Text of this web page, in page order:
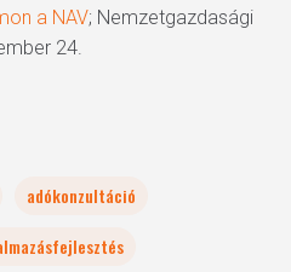
a NAV; Nemzetgazdasági
24.
adókonzultáció